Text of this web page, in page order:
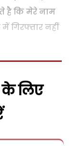
है कि मेरे नाम
गिरफ्तार नहीं
लिए